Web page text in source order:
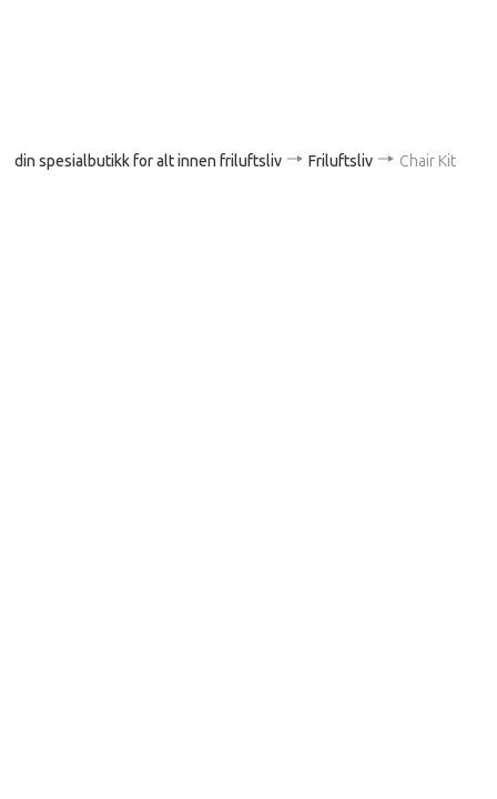
din spesialbutikk for alt innen friluftsliv Friluftsliv Chair Kit